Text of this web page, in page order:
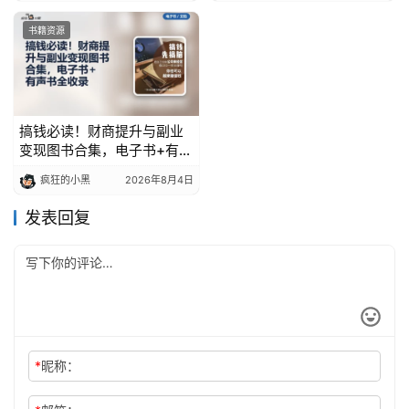
书籍资源
搞钱必读！财商提升与副业
变现图书合集，电子书+有声
书全收录
疯狂的小黑 2026年8月4日
发表回复
*昵称：